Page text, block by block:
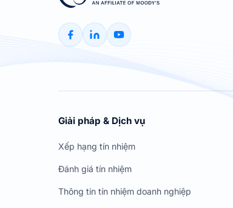
Giải pháp & Dịch vụ
Xếp hạng tín nhiệm
Đánh giá tín nhiệm
Thông tin tín nhiệm doanh nghiệp